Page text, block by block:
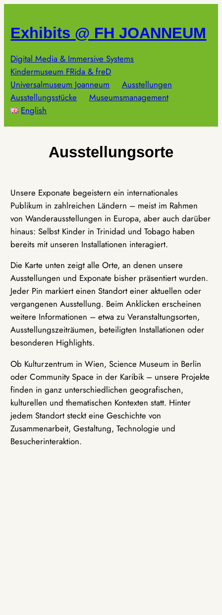
springen
Exhibits @ FH JOANNEUM
Digital Media & Immersive Systems
Kindermuseum FRida & freD
Universalmuseum Joanneum
Ausstellungen
Ausstellungsstücke
Museumsmanagement
English
Ausstellungsorte
Unsere Exponate begeistern ein internationales
Publikum in zahlreichen Ländern – meist im Rahmen
von Wanderausstellungen in Europa, aber auch darüber
hinaus: Selbst Kinder in Trinidad und Tobago haben
bereits mit unseren Installationen interagiert.
Die Karte unten zeigt alle Orte, an denen unsere
Ausstellungen und Exponate bisher präsentiert wurden.
Jeder Pin markiert einen Standort einer aktuellen oder
vergangenen Ausstellung. Beim Anklicken erscheinen
weitere Informationen – etwa zu Veranstaltungsorten,
Ausstellungszeiträumen, beteiligten Installationen oder
besonderen Highlights.
Ob Kulturzentrum in Wien, Science Museum in Berlin
oder Community Space in der Karibik – unsere Projekte
finden in ganz unterschiedlichen geografischen,
kulturellen und thematischen Kontexten statt. Hinter
jedem Standort steckt eine Geschichte von
Zusammenarbeit, Gestaltung, Technologie und
Besucherinteraktion.